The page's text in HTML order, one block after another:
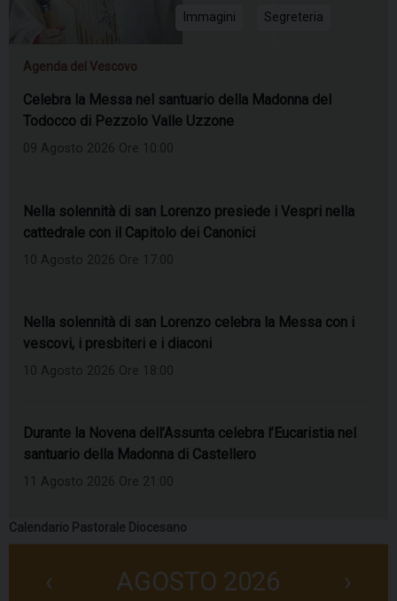
Immagini Segreteria
Agenda del Vescovo
Celebra la Messa nel santuario della Madonna del
Todocco di Pezzolo Valle Uzzone
09 Agosto 2026 Ore 10:00
Nella solennità di san Lorenzo presiede i Vespri nella
cattedrale con il Capitolo dei Canonici
10 Agosto 2026 Ore 17:00
Nella solennità di san Lorenzo celebra la Messa con i
vescovi, i presbiteri e i diaconi
10 Agosto 2026 Ore 18:00
Durante la Novena dell’Assunta celebra l’Eucaristia nel
santuario della Madonna di Castellero
11 Agosto 2026 Ore 21:00
Calendario Pastorale Diocesano
‹ AGOSTO 2026 ›